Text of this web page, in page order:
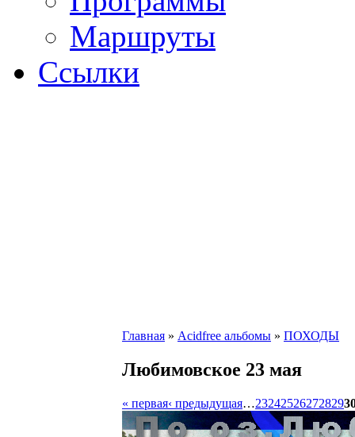
Маршруты
Ссылки
Главная » Acidfree альбомы » ПОХОДЫ
Любимовское 23 мая
« первая‹ предыдущая…23242526272829